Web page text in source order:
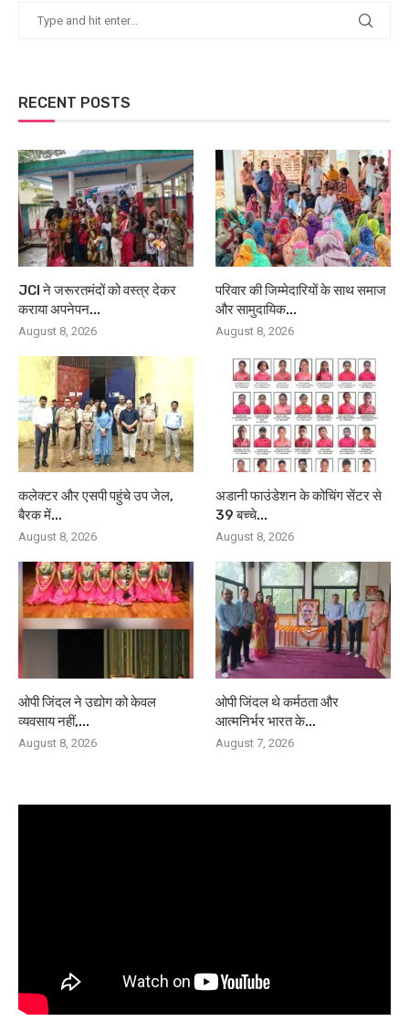
RECENT POSTS
JCI ने जरूरतमंदों को वस्त्र देकर
कराया अपनेपन...
August 8, 2026
परिवार की जिम्मेदारियों के साथ समाज
और सामुदायिक...
August 8, 2026
कलेक्टर और एसपी पहुंचे उप जेल,
बैरक में...
August 8, 2026
अडानी फाउंडेशन के कोचिंग सेंटर से
39 बच्चे...
August 8, 2026
ओपी जिंदल ने उद्योग को केवल
व्यवसाय नहीं,...
August 8, 2026
ओपी जिंदल थे कर्मठता और
आत्मनिर्भर भारत के...
August 7, 2026